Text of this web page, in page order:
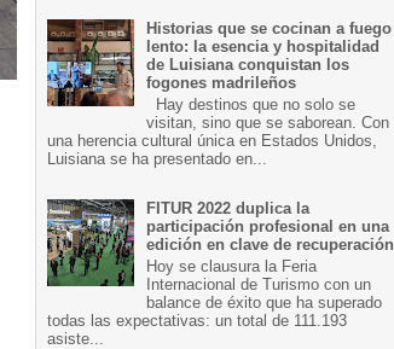
Historias que se cocinan a fuego
lento: la esencia y hospitalidad
de Luisiana conquistan los
fogones madrileños
Hay destinos que no solo se
visitan, sino que se saborean. Con
una herencia cultural única en Estados Unidos,
Luisiana se ha presentado en...
FITUR 2022 duplica la
participación profesional en una
edición en clave de recuperación
Hoy se clausura la Feria
Internacional de Turismo con un
balance de éxito que ha superado
todas las expectativas: un total de 111.193
asiste...